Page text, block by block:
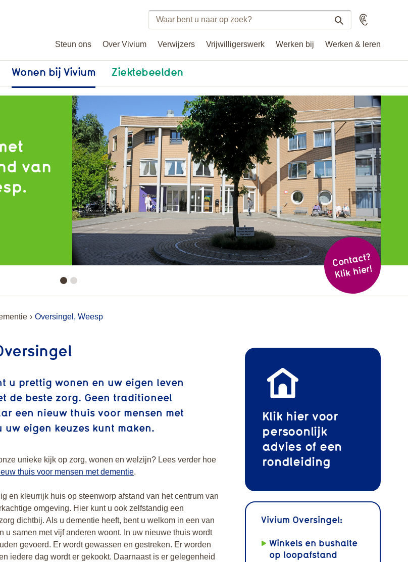
Wonen bij Vivium Ziektebeelden
Steun ons Over Vivium Verwijzers Vrijwilligerswerk Werken bij Werken & leren
Zoeken
binnen
vivium.nl
Voorlezen
van
Cont
act?
Klik hier!
Oversingel, Weesp
u prettig wonen en uw eigen leven
de beste zorg. Geen traditioneel
een nieuw thuis voor mensen met
uw eigen keuzes kunt maken.
unieke kijk op zorg, wonen en welzijn? Lees verder hoe
thuis voor mensen met dementie.
en kleurrijk huis op steenworp afstand van het centrum van
omgeving. Hier kunt u ook zelfstandig een
dichtbij. Als u dementie heeft, bent u welkom in een van
u samen met vijf anderen woont. In uw nieuwe thuis wordt
gevoerd. Er wordt gewassen en gestreken. Er worden
iedere dag wordt er gekookt. Daarnaast is er gelegenheid
Klik hier voor
persoonlijk
advies of een
rondleiding
Vivium Oversingel:
Winkels en bushalte
op loopafstand